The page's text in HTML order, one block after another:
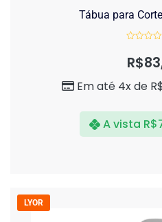
Tábua para
de
R$
Em até 4x de R$
A vista R$
LYOR